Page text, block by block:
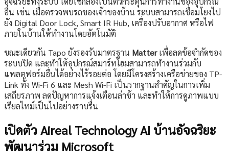
อื่น เช่น เมื่อตรวจพบรถของเจ้าของบ้าน ระบบสามารถเชื่อมโยงไป
ยัง Digital Door Lock, Smart IR Hub, เครื่องปรับอากาศ หรือไฟ
ภายในบ้านให้ทำงานโดยอัตโนมัติ
ขณะเดียวกัน Tapo ยังรองรับมาตรฐาน Matterเพื่อลดข้อจำกัดของ
ระบบปิด และทำให้อุปกรณ์สมาร์ทโฮมสามารถทำงานร่วมกับ
แพลตฟอร์มอื่นได้อย่างไร้รอยต่อ โดยมีโครงสร้างเครือข่ายของ TP-
Link ทั้ง Wi-Fi 6 และ Mesh Wi-Fi เป็นรากฐานสำคัญในการเพิ่ม
เสถียรภาพ ลดปัญหาการแจ้งเตือนล่าช้า และทำให้การดูภาพแบบ
เรียลไทม์เป็นไปอย่างราบรื่น
เปิดตัว Aireal Technology AI บ้านอัจฉริยะ
พัฒนาร่วม Microsoft